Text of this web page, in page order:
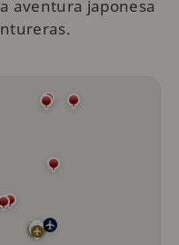
aventura japonesa